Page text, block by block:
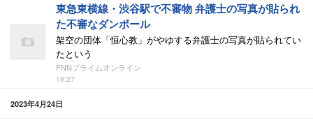
東急東横線・渋谷駅で不審物 弁護士の写真が貼られ
た不審なダンボール
架空の団体「恒心教」がやゆする弁護士の写真が貼られてい
たという
FNNプライムオンライン
19:27
2023年4月24日